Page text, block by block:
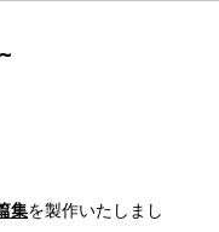
~
集を製作いたしまし